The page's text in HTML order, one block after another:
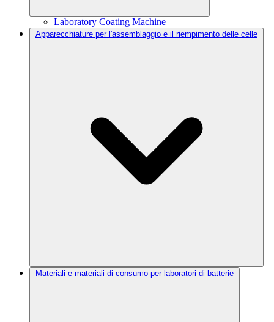
Laboratory Coating Machine
Apparecchiature per l'assemblaggio e il riempimento delle celle
Materiali e materiali di consumo per laboratori di batterie